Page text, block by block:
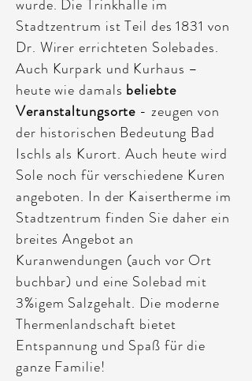
wurde. Die Trinkhalle im
Stadtzentrum ist Teil des 1831 von
Dr. Wirer errichteten Solebades.
Auch Kurpark und Kurhaus –
heute wie damals beliebte
Veranstaltungsorte - zeugen von
der historischen Bedeutung Bad
Ischls als Kurort. Auch heute wird
Sole noch für verschiedene Kuren
angeboten. In der Kaisertherme im
Stadtzentrum finden Sie daher ein
breites Angebot an
Kuranwendungen (auch vor Ort
buchbar) und eine Solebad mit
3%igem Salzgehalt. Die moderne
Thermenlandschaft bietet
Entspannung und Spaß für die
ganze Familie!